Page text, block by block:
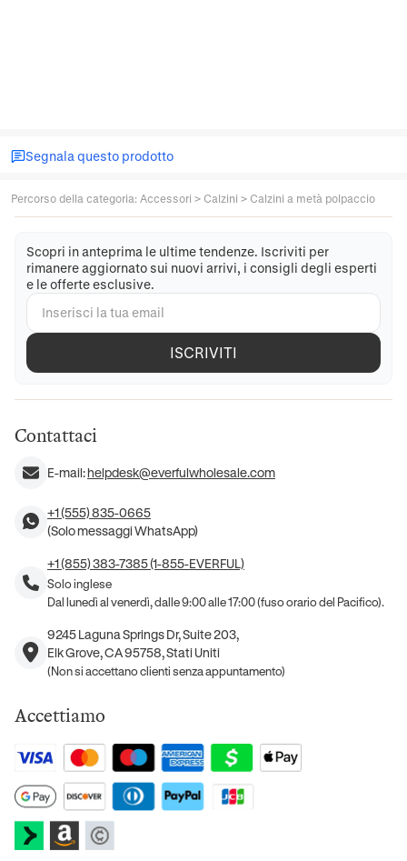
Segnala questo prodotto
Percorso della categoria: Accessori > Calzini > Calzini a metà polpaccio
Scopri in anteprima le ultime tendenze. Iscriviti per
rimanere aggiornato sui nuovi arrivi, i consigli degli esperti
e le offerte esclusive.
ISCRIVITI
Contattaci
E-mail:helpdesk@everfulwholesale.com
+1 (555) 835-0665
(Solo messaggi WhatsApp)
+1 (855) 383-7385 (1-855-EVERFUL)
Solo inglese
Dal lunedì al venerdì, dalle 9:00 alle 17:00 (fuso orario del Pacifico).
9245 Laguna Springs Dr, Suite 203,
Elk Grove, CA 95758, Stati Uniti
(Non si accettano clienti senza appuntamento)
Accettiamo